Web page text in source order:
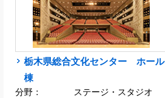
栃木県総合文化センター ホール
棟
分野：
ステージ・スタジオ